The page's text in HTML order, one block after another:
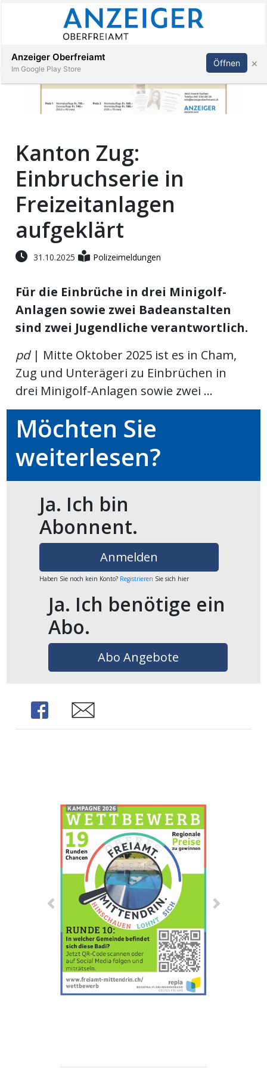
Veranstaltungen
Stellen
Paper
App
Auw
Auw:
offizielle
Mitteilungen
Abonnieren Anmelden
Kanton Zug:
Einbruchserie in
Freizeitanlagen
aufgeklärt
31.10.2025 Polizeimeldungen
Für die Einbrüche in drei Minigolf-
Anlagen sowie zwei Badeanstalten
sind zwei Jugendliche verantwortlich.
pd| Mitte Oktober 2025 ist es in Cham,
Zug und Unterägeri zu Einbrüchen in
drei Minigolf-Anlagen sowie zwei ...
Möchten Sie
weiterlesen?
Ja. Ich bin
Abonnent.
Anmelden
Haben Sie noch kein Konto? Registrieren Sie sich hier
Ja. Ich benötige ein
Abo.
Abo Angebote
Share Share
Anzeiger Oberfreiamt
Im Google Play Store
Öffnen ×